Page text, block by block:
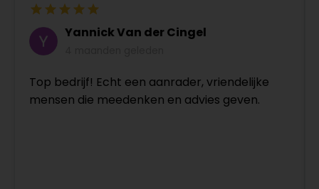
Yannick Van der Cingel
Top bedrijf! Echt een aanrader, vriendelijke
mensen die meedenken en advies geven.